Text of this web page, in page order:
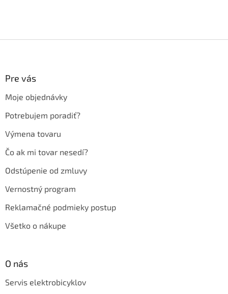
Pre vás
Moje objednávky
Potrebujem poradiť?
Výmena tovaru
Čo ak mi tovar nesedí?
Odstúpenie od zmluvy
Vernostný program
Reklamačné podmieky postup
Všetko o nákupe
O nás
Servis elektrobicyklov